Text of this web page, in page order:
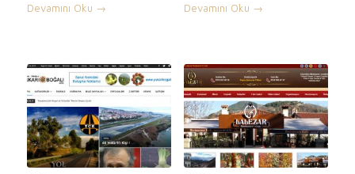
Devamını Oku → Devamını Oku →